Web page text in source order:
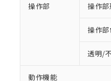
操作部 操作部
操作部
透明/
動作機能